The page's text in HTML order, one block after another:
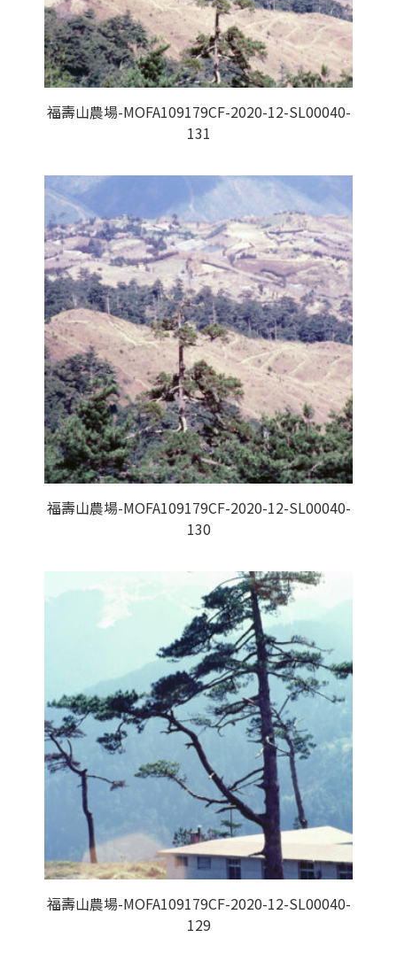
福壽山農場-MOFA109179CF-2020-12-SL00040-
131
福壽山農場-MOFA109179CF-2020-12-SL00040-
130
福壽山農場-MOFA109179CF-2020-12-SL00040-
129